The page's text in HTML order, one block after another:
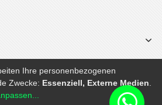
Reserved. | Powered by SEO-Medienagentur
Ihre personenbezogenen
Zwecke: Essenziell, Externe Medien